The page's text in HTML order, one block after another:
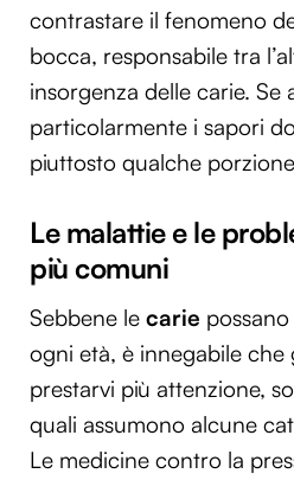
contrastare il fenomeno
bocca, responsabile tra
insorgenza delle carie. Se
particolarmente i sapori
piuttosto qualche
Le malattie e le
più comuni
Sebbene le carie
ogni età, è innegabile che
prestarvi più attenzione,
quali assumono alcune
Le medicine contro la